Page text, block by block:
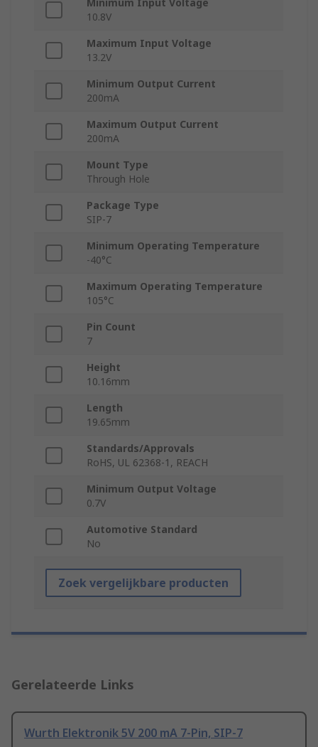
Minimum Input Voltage
10.8V
Maximum Input Voltage
13.2V
Minimum Output Current
200mA
Maximum Output Current
200mA
Mount Type
Through Hole
Package Type
SIP-7
Minimum Operating Temperature
-40°C
Maximum Operating Temperature
105°C
Pin Count
7
Height
10.16mm
Length
19.65mm
Standards/Approvals
RoHS, UL 62368-1, REACH
Minimum Output Voltage
0.7V
Automotive Standard
No
Zoek vergelijkbare producten
Gerelateerde Links
Wurth Elektronik 5V 200 mA 7-Pin, SIP-7